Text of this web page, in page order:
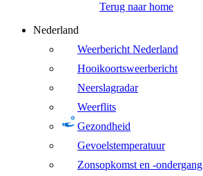
Terug naar home
Nederland
Weerbericht Nederland
Hooikoortsweerbericht
Neerslagradar
Weerflits
Gezondheid
Gevoelstemperatuur
Zonsopkomst en -ondergang